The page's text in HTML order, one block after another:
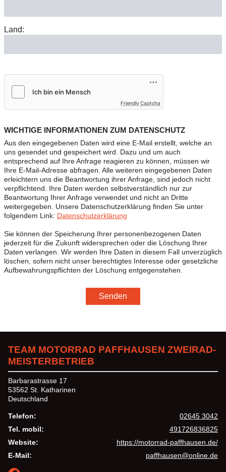
Land:
Friendly Captcha
WICHTIGE INFORMATIONEN ZUM DATENSCHUTZ
Aus den eingegebenen Daten wird eine E-Mail erstellt, welche an
uns gesendet und gespeichert wird. Dazu und um auch
entsprechend auf Ihre Anfrage reagieren zu können, müssen wir
Ihre E-Mail-Adresse abfragen. Alle weiteren eingegebenen Daten
erleichtern uns die Beantwortung ihrer Anfrage, sind jedoch nicht
verpflichtend. Ihre Daten werden selbstverständlich nur zur
Beantwortung Ihrer Anfrage verwendet und nicht an Dritte
weitergegeben. Unsere Datenschutzerklärung finden Sie unter
folgendem Link: Datenschutzerklärung
Sie können der Speicherung Ihrer personenbezogenen Daten
jederzeit für die Zukunft widersprechen oder die Löschung Ihrer
Daten verlangen. Wir werden Ihre Daten in diesem Fall unverzüglich
löschen, sofern nicht unser berechtigtes Interesse oder gesetzliche
Aufbewahrungspflichten der Löschung entgegenstehen.
Senden
TEAM MOTORRAD PAFFHAUSEN ZWEIRAD-
MEISTERBETRIEB
Barbarastrasse 17
53562 St. Katharinen
Deutschland
Telefon:
02645 3042
Tel. mobil:
491726836825
Website:
https://motorrad-paffhausen.de/
E-Mail:
paffhausen@online.de